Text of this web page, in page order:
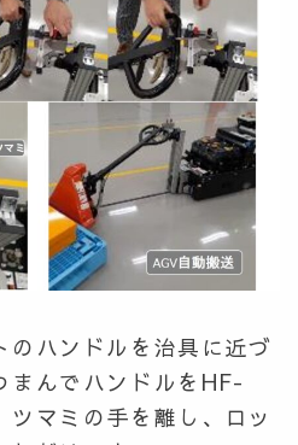
のハンドルを治具に近づ
まんでハンドルをHF-
マミの手を離し、ロッ